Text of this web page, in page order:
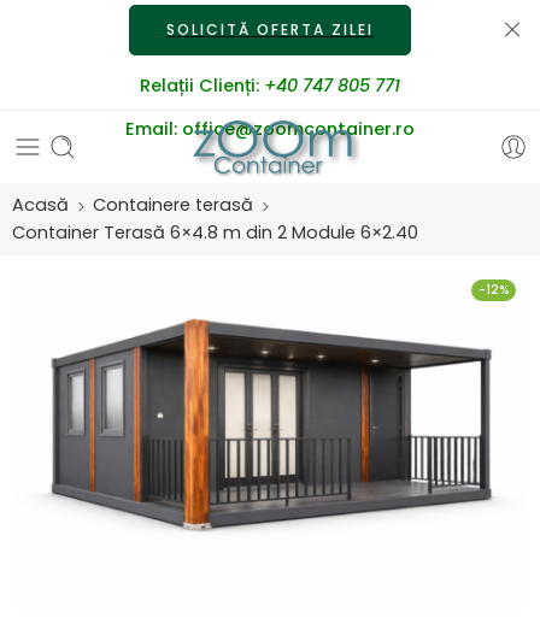
SOLICITĂ OFERTA ZILEI
Relații Clienți: +40 747 805 771
Email: office@zoomcontainer.ro
Acasă
Containere terasă
Container Terasă 6×4.8 m din 2 Module 6×2.40
-12%